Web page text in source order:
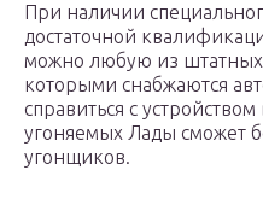
При наличии
достаточной
можно любую из штатных
которыми снабжаются
справиться с
угоняемых Лады сможет
угонщиков.